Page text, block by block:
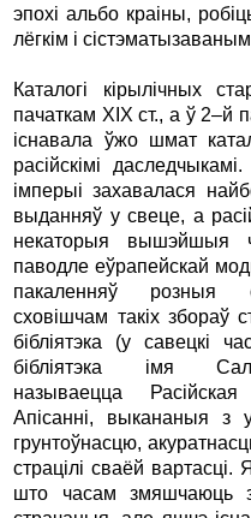
эпохі альбо краіны,
лёгкім і
Каталогі кірылічных
пачаткам XIX ст., а ў 2–й
існавала ўжо шмат
расійскімі
імперыі захавалася
выданняў у свеце, а
некаторыя вышэйшыя
паводле еўрапейскай
пакаленняў розныя
сховішчам такіх збораў
бібліятэка (у савецкі
бібліятэка імя
называецца Ра­сійская
Апісанні, выкананыя з
грунтоўнасцю,
страцілі сваёй
што часам змяшчаюць